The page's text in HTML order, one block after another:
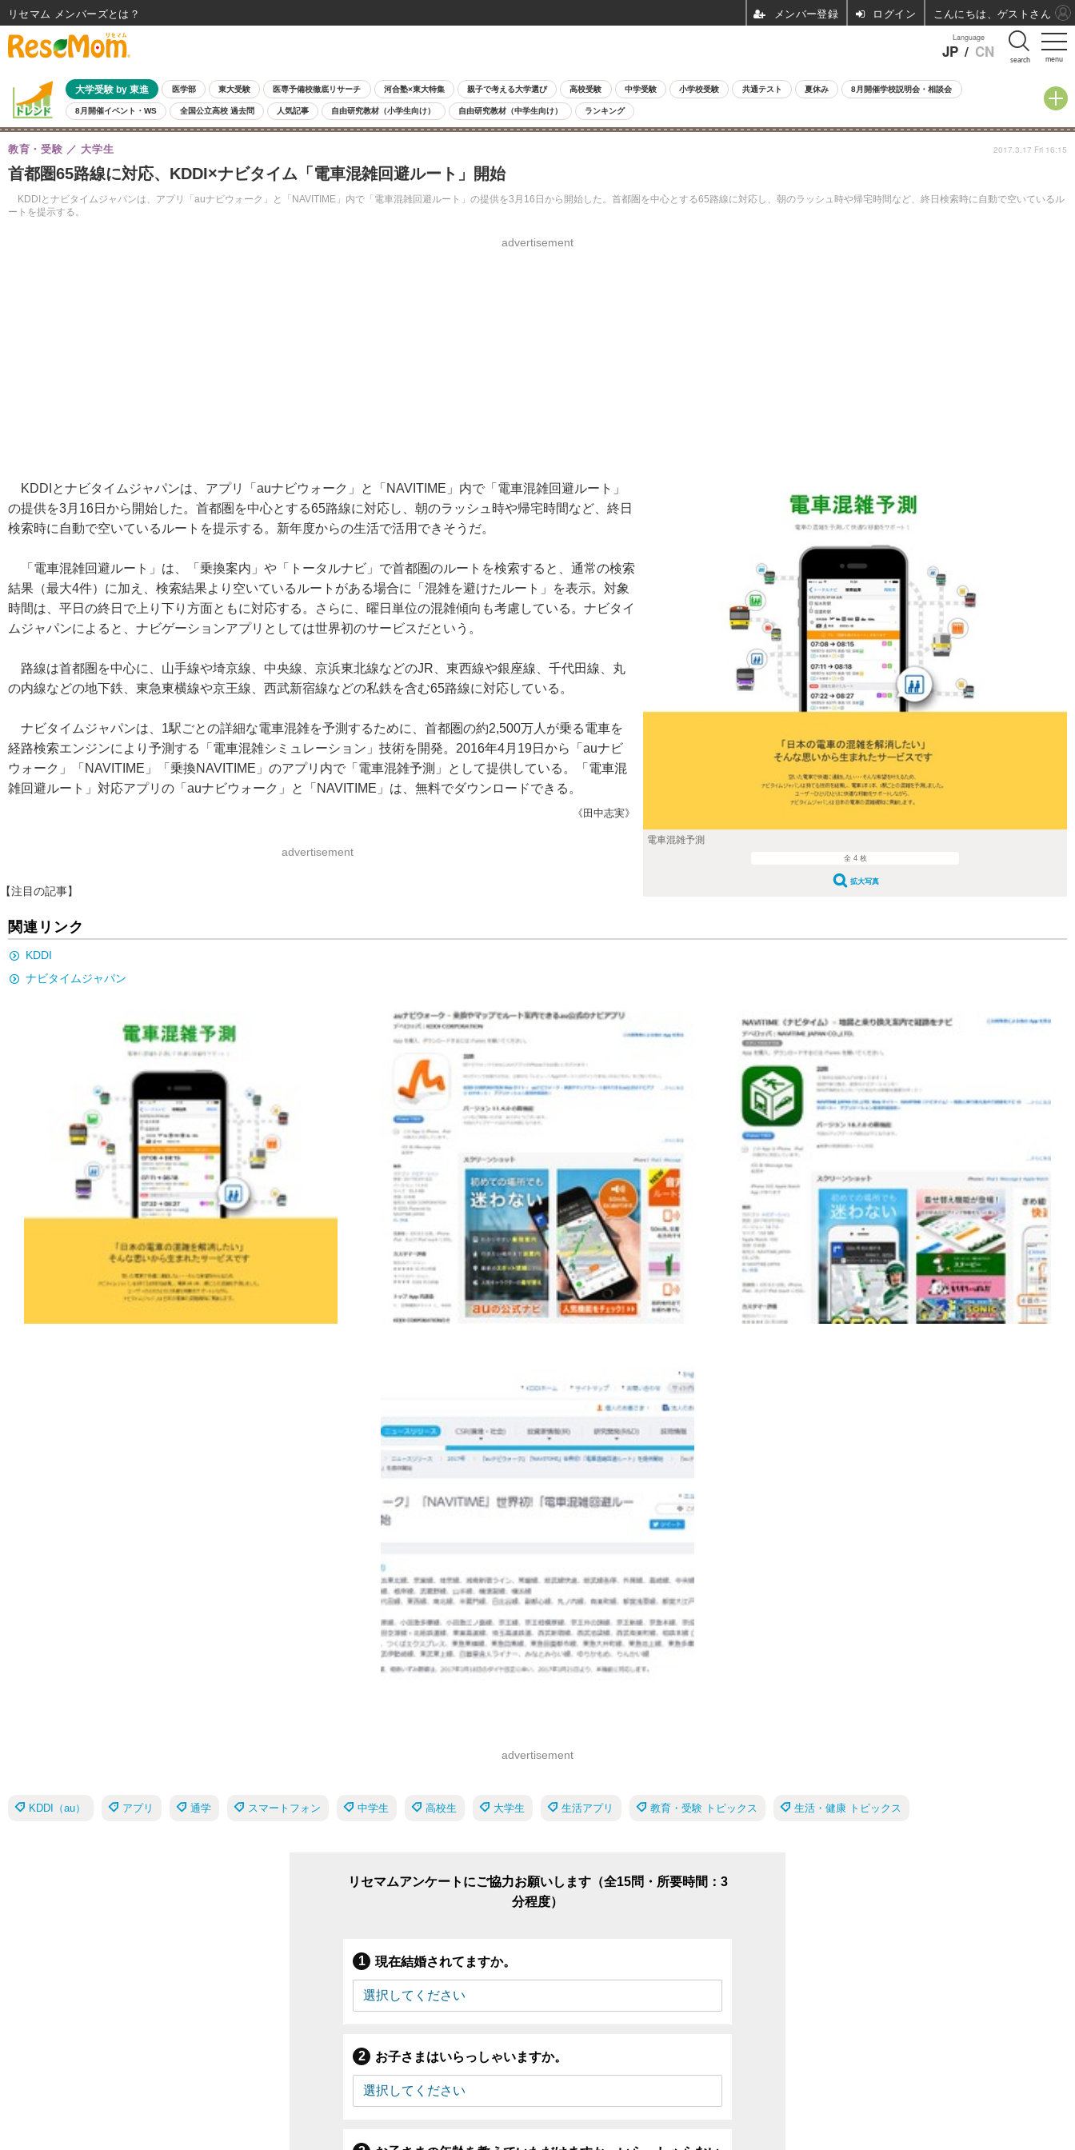
menu
Language
JP / CN search
大学受験 by 東進 医学部 東大受験 医専予備校徹底リサーチ 河合塾×東大特集 親子で考える大学選び 高校受験 中学受験 小学校受験 共通テスト 夏休み 8月開催学校説明会・相談会
8月開催イベント・WS 全国公立高校 過去問 人気記事 自由研究教材（小学生向け） 自由研究教材（中学生向け） ランキング
首都圏65路線に対応、KDDI×ナビタイム「電車混雑回避ルート」開始
KDDIとナビタイムジャパンは、アプリ「auナビウォーク」と「NAVITIME」内で「電車混雑回避ルート」の提供を3月16日から開始した。首都圏を中心とする65路線に対応し、朝のラッシュ時や帰宅時間など、終日検索時に自動で空いているル
ートを提示する。
教育・受験 大学生
advertisement
2017.3.17 Fri 16:15
電車混雑予測
全 4 枚
拡大写真
KDDIとナビタイムジャパンは、アプリ「auナビウォーク」と「NAVITIME」内で「電車混雑回避ルート」
の提供を3月16日から開始した。首都圏を中心とする65路線に対応し、朝のラッシュ時や帰宅時間など、終日
検索時に自動で空いているルートを提示する。新年度からの生活で活用できそうだ。
「電車混雑回避ルート」は、「乗換案内」や「トータルナビ」で首都圏のルートを検索すると、通常の検索
結果（最大4件）に加え、検索結果より空いているルートがある場合に「混雑を避けたルート」を表示。対象
時間は、平日の終日で上り下り方面ともに対応する。さらに、曜日単位の混雑傾向も考慮している。ナビタイ
ムジャパンによると、ナビゲーションアプリとしては世界初のサービスだという。
路線は首都圏を中心に、山手線や埼京線、中央線、京浜東北線などのJR、東西線や銀座線、千代田線、丸
の内線などの地下鉄、東急東横線や京王線、西武新宿線などの私鉄を含む65路線に対応している。
ナビタイムジャパンは、1駅ごとの詳細な電車混雑を予測するために、首都圏の約2,500万人が乗る電車を
経路検索エンジンにより予測する「電車混雑シミュレーション」技術を開発。2016年4月19日から「auナビ
ウォーク」「NAVITIME」「乗換NAVITIME」のアプリ内で「電車混雑予測」として提供している。「電車混
雑回避ルート」対応アプリの「auナビウォーク」と「NAVITIME」は、無料でダウンロードできる。
《田中志実》
advertisement
【注目の記事】
関連リンク
KDDI
ナビタイムジャパン
advertisement
KDDI（au） アプリ 通学 スマートフォン 中学生 高校生 大学生 生活アプリ 教育・受験 トピックス 生活・健康 トピックス
リセマムアンケートにご協力お願いします（全15問・所要時間：3
分程度）
現在結婚されてますか。
お子さまはいらっしゃいますか。
リセマム メンバーズ ログイン こんにちは、ゲストさん